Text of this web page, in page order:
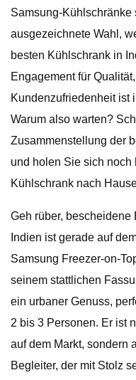
Samsung-Kühlschränke
ausgezeichnete Wahl,
besten Kühlschrank in
Engagement für
Kundenzufriedenheit ist
Warum also warten?
Zusammenstellung der
und holen Sie sich
Kühlschrank nach
Geh rüber,
Indien ist gerade auf
Samsung Freezer-on-
seinem stattlichen
ein urbaner Genuss,
2 bis 3 Personen. Er ist
auf dem Markt, sondern
Begleiter, der mit Stolz